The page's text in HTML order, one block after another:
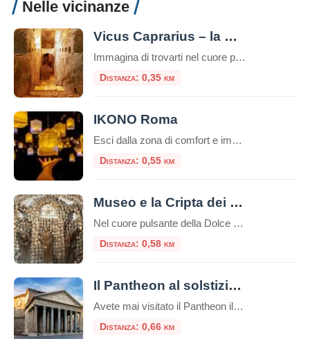
Nelle vicinanze
Vicus Caprarius – la Città dell’Acqua
Immagina di trovarti nel cuore pulsante di Roma, davanti alla maestosa Fontana di Trevi. La folla è ovunque, il rumore dell’acqua scrosciante si mescola al vociare dei turisti. Eppure, a pochi metri di distanza e a nove metri di profondità, esiste un mondo silenzioso dove quell’acqua scorre da duemila anni, testimone di una storia millenaria. […]
Distanza: 0,35 km
IKONO Roma
Esci dalla zona di comfort e immergiti in un’esperienza unica che non dimenticherai mai! IKONO è la nuova esperienza immersiva a pochi passi dal Pantheon. Un emozionante e indimenticabile percorso di circa un’ora attraverso una serie di atmosfere coinvolgenti che scateneranno la vostra creatività interiore per creare ricordi unici.Durante la visita, interagirai con più di […]
Distanza: 0,55 km
Museo e la Cripta dei Frati Cappuccini
Nel cuore pulsante della Dolce Vita romana, lungo la celebre Via Veneto, si cela un luogo che offre un’esperienza tanto profonda quanto inaspettata, un viaggio che intreccia arte, storia e una potente riflessione sulla vita e la morte. È il Complesso di Santa Maria della Concezione, che ospita il Museo e la Cripta dei Frati […]
Distanza: 0,58 km
Il Pantheon al solstizio d’inverno
Avete mai visitato il Pantheon il 21 dicembre? Sapete cosa succede? Uno straordinario effetto luminoso che si può ammirare solo un questa data, nel solstizio d’inverno. Il Tempio Solare L’oculus, unica finestra da cui penetra luce e calore, rende il Pantheon un “tempio solare“.Da l’oculus, un raggio di sole penetra all’interno e gira a seconda […]
Distanza: 0,66 km